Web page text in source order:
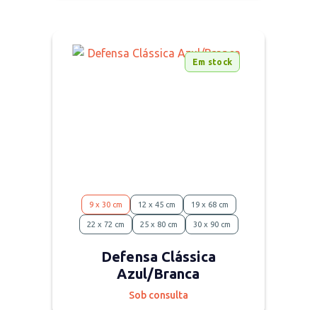
Em stock
9 x 30 cm 12 x 45 cm 19 x 68 cm
22 x 72 cm 25 x 80 cm 30 x 90 cm
Defensa Clássica
Azul/Branca
Sob consulta